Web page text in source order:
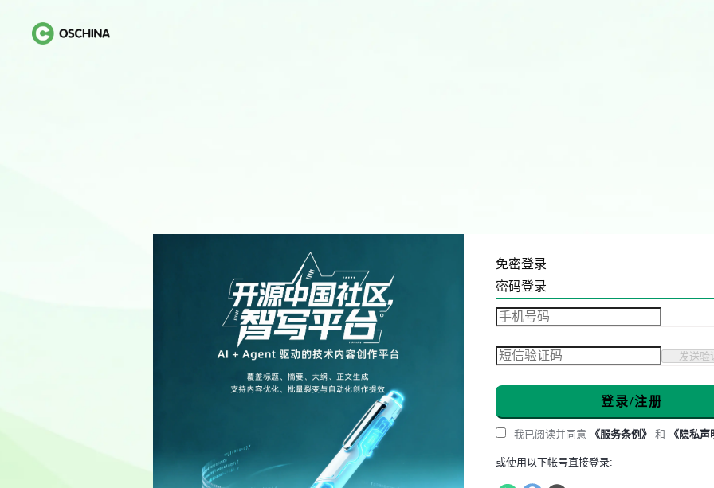
免密登录
密码登录
发送验
登录/注册
我已阅读并同意 《服务条例》 和 《隐私声
或使用以下帐号直接登录: